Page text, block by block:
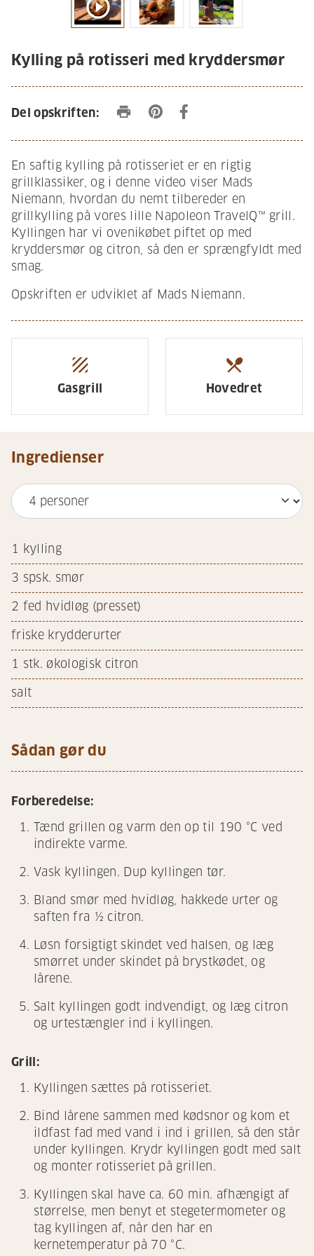
play_circle_outline
Kylling på rotisseri med kryddersmør
Del opskriften: print
En saftig kylling på rotisseriet er en rigtig
grillklassiker, og i denne video viser Mads
Niemann, hvordan du nemt tilbereder en
grillkylling på vores lille Napoleon TravelQ™ grill.
Kyllingen har vi ovenikøbet piftet op med
kryddersmør og citron, så den er sprængfyldt med
smag.
Opskriften er udviklet af Mads Niemann.
texture
Gasgrill
restaurant_menu
Hovedret
Ingredienser
1 kylling
3 spsk. smør
2 fed hvidløg (presset)
friske krydderurter
1 stk. økologisk citron
salt
Sådan gør du
Forberedelse:
Tænd grillen og varm den op til 190 °C ved
indirekte varme.
Vask kyllingen. Dup kyllingen tør.
Bland smør med hvidløg, hakkede urter og
saften fra ½ citron.
Løsn forsigtigt skindet ved halsen, og læg
smørret under skindet på brystkødet, og
lårene.
Salt kyllingen godt indvendigt, og læg citron
og urtestængler ind i kyllingen.
Grill:
Kyllingen sættes på rotisseriet.
Bind lårene sammen med kødsnor og kom et
ildfast fad med vand i ind i grillen, så den står
under kyllingen. Krydr kyllingen godt med salt
og monter rotisseriet på grillen.
Kyllingen skal have ca. 60 min. afhængigt af
størrelse, men benyt et stegetermometer og
tag kyllingen af, når den har en
kernetemperatur på 70 °C.